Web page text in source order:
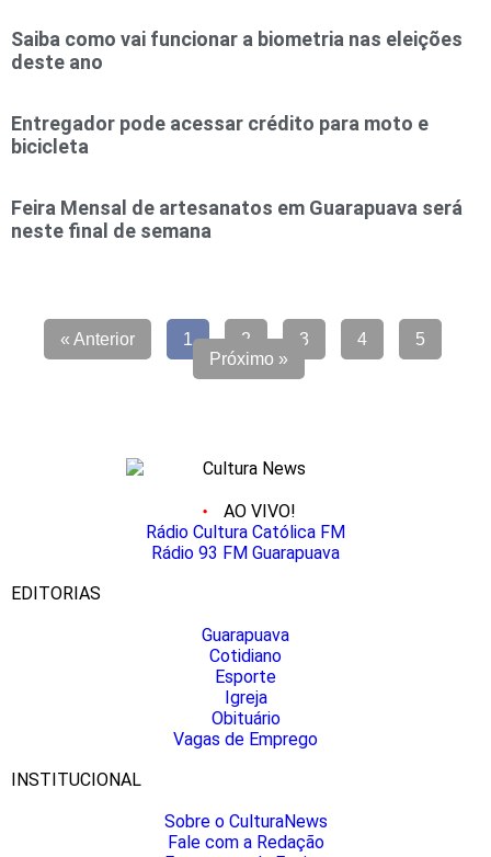
Saiba como vai funcionar a biometria nas eleições
deste ano
Entregador pode acessar crédito para moto e
bicicleta
Feira Mensal de artesanatos em Guarapuava será
neste final de semana
« Anterior 1 2 3 4
5
Próximo »
AO VIVO!
Rádio Cultura Católica FM
Rádio 93 FM Guarapuava
EDITORIAS
Guarapuava
Cotidiano
Esporte
Igreja
Obituário
Vagas de Emprego
INSTITUCIONAL
Sobre o CulturaNews
Fale com a Redação